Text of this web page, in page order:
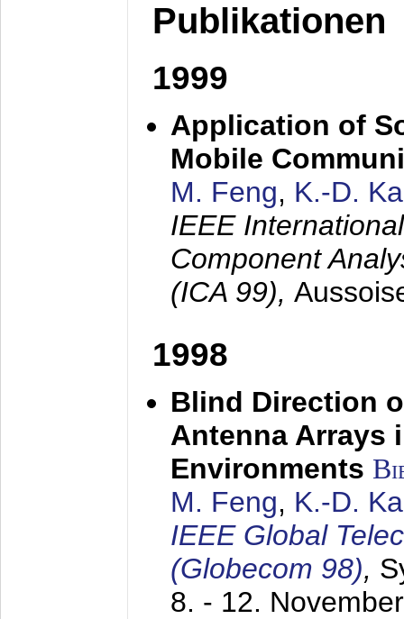
Publikationen
1999
Application of
Mobile
M. Feng, K.-D.
IEEE
Component
(ICA 99),
1998
Blind Direction
Antenna Arrays
Environments
M. Feng, K.-D.
IEEE Global
(Globecom 98),
8. - 12.